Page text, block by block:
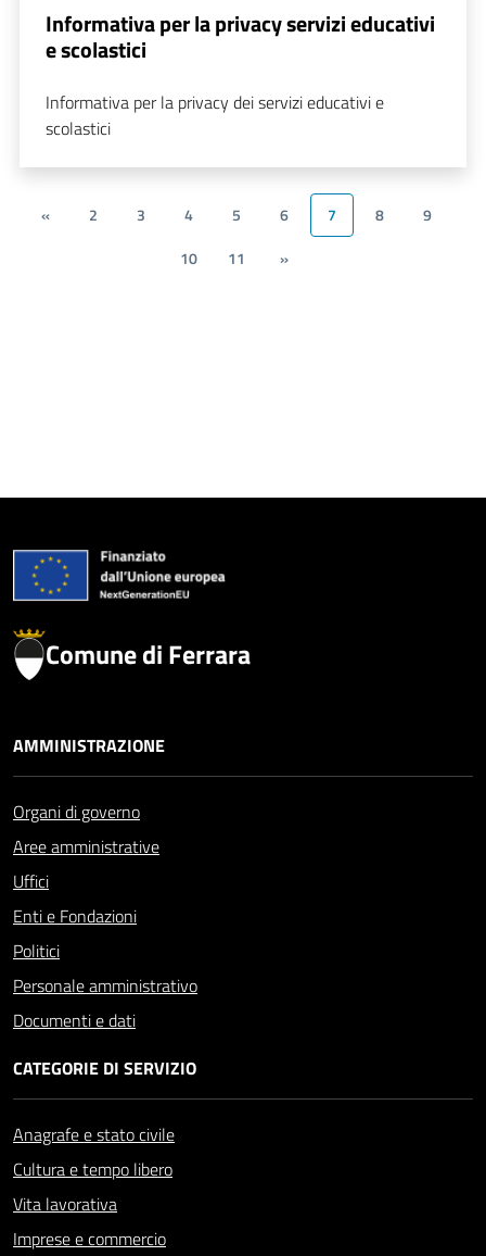
Informativa per la privacy servizi educativi
e scolastici
Informativa per la privacy dei servizi educativi e
scolastici
« 2 3 4 5 6 7 8
9
10
11 »
Comune di Ferrara
AMMINISTRAZIONE
Organi di governo
Aree amministrative
Uffici
Enti e Fondazioni
Politici
Personale amministrativo
Documenti e dati
CATEGORIE DI SERVIZIO
Anagrafe e stato civile
Cultura e tempo libero
Vita lavorativa
Imprese e commercio